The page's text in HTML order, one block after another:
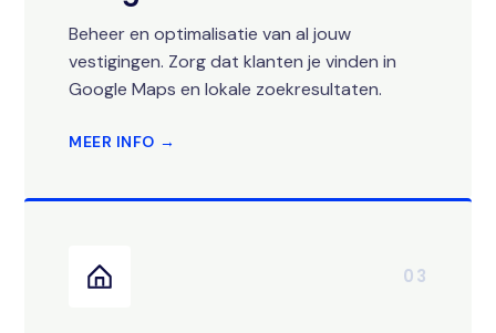
Beheer en optimalisatie van al jouw
vestigingen. Zorg dat klanten je vinden in
Google Maps en lokale zoekresultaten.
MEER INFO →
03